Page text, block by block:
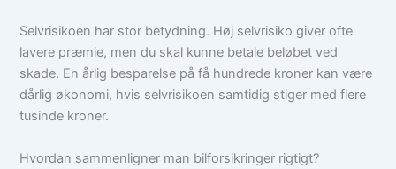
Selvrisikoen har stor betydning. Høj selvrisiko giver ofte
lavere præmie, men du skal kunne betale beløbet ved
skade. En årlig besparelse på få hundrede kroner kan være
dårlig økonomi, hvis selvrisikoen samtidig stiger med flere
tusinde kroner.
Hvordan sammenligner man bilforsikringer rigtigt?